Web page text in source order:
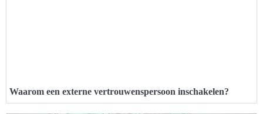
Waarom een externe vertrouwenspersoon inschakelen?